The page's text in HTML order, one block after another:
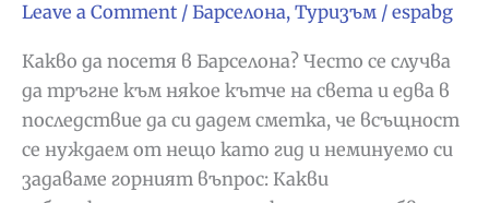
Leave a Comment / Барселона, Туризъм / espabg
Какво да посетя в Барселона? Често се случва
да тръгне към някое кътче на света и едва в
последствие да си дадем сметка, че всъщност
се нуждаем от нещо като гид и неминуемо си
задаваме горният въпрос: Какви